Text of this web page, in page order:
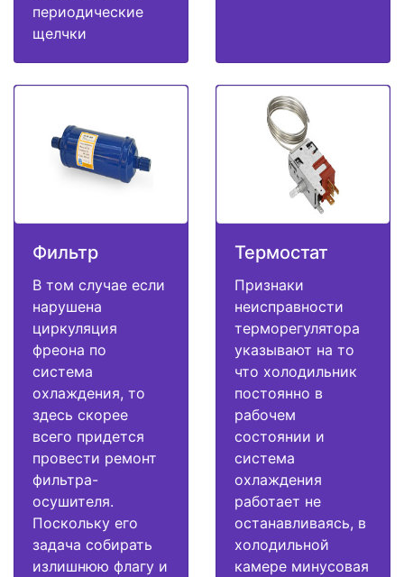
периодические
щелчки
Фильтр
В том случае если
нарушена
циркуляция
фреона по
система
охлаждения, то
здесь скорее
всего придется
провести ремонт
фильтра-
осушителя.
Поскольку его
задача собирать
излишнюю флагу и
Термостат
Признаки
неисправности
терморегулятора
указывают на то
что холодильник
постоянно в
рабочем
состоянии и
система
охлаждения
работает не
останавливаясь, в
холодильной
камере минусовая